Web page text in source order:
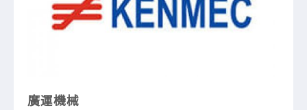
廣運機械